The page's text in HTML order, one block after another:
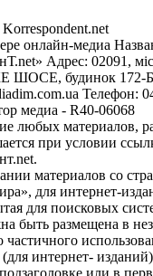
онлайн-медиа
Адрес: 02091,
будинок 172-Б,
Телефон:
медиа - R40-06068
любых материалов,
при условии
материалов со
для интернет-
для поисковых
быть размещена в
частичного
интернет-